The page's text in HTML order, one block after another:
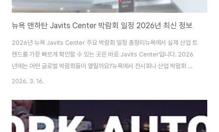
뉴욕 맨하탄 Javits Center 박람회 일정 2026년 최신 정보
2026년 뉴욕 Javits Center 주요 박람회 일정 총정리뉴욕에서 실제 산업 트
렌드를 가장 빠르게 확인할 수 있는 곳은 바로 Javits Center입니다. 2026
년에는 어떤 글로벌 박람회들이 열릴까요?뉴욕에서 전시회나 산업 박람회 관
심 있는 분들이라면 한 번쯤 들어봤을 Javits Center 이야기부터 해볼게요.
더라고요. 현장에서 바이어 미팅도 이루어지고, 강의도 듣고, 새로운 기술도 직
접 체험할 수 있어서 비즈니스 인사이트 얻기에는 정말 좋은 장소였습니다. 그
래서 오늘은 2026년에 열리는 Javits Center 핵심 행사들을 정리해 보려고
2026. 3. 16.